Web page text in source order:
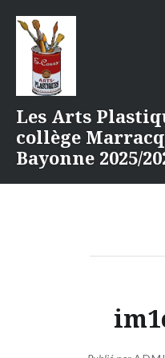
contenu
Les Arts
collège
Bayonne 2025/